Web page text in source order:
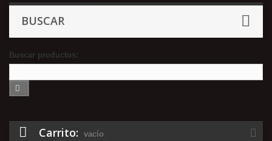
BUSCAR
Buscar productos:
Carrito: vacío